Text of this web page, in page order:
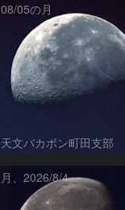
08/05の月
天文バカボン町田支部
月、2026/8/4